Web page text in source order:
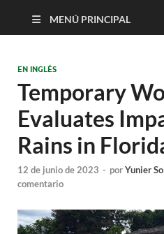
MENÚ PRINCIPAL
EN INGLÉS
Temporary
Evaluates
Rains in
12 de junio de 2023 - porYunier
comentario